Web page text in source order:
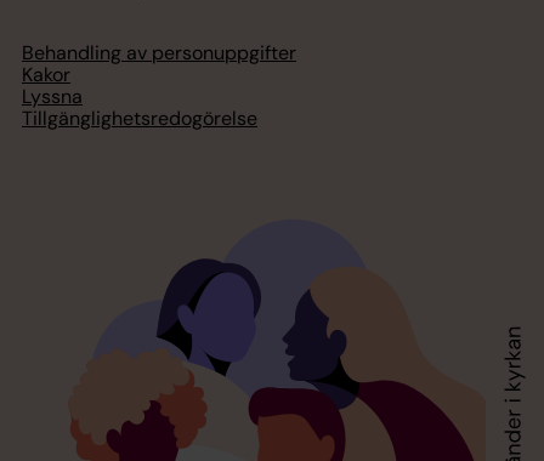
Behandling av personuppgifter
Kakor
Lyssna
Tillgänglighetsredogörelse